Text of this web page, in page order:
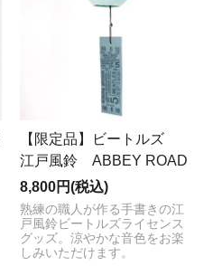
【限定品】ビートルズ
江戸風鈴 ABBEY ROAD
8,800円(税込)
熟練の職人が作る手書きの江
戸風鈴ビートルズライセンス
グッズ。涼やかな音色をお楽
しみいただけます。